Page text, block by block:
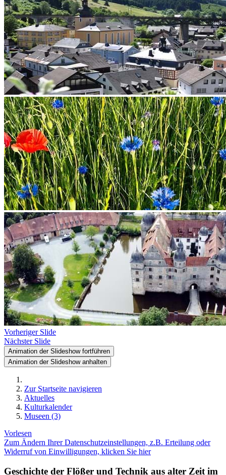
Vorheriger Slide
Nächster Slide
Animation der Slideshow fortführen
Animation der Slideshow anhalten
Zur Startseite navigieren
Aktuelles
Kulturkalender
Museen (3)
Vorlesen
Zum Ändern Ihrer Datenschutzeinstellungen, z.B. Erteilung oder
Widerruf von Einwilligungen, klicken Sie hier
Geschichte der Flößer und Technik aus alter Zeit im